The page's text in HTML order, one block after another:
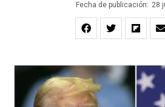
Fecha de publicación: 28